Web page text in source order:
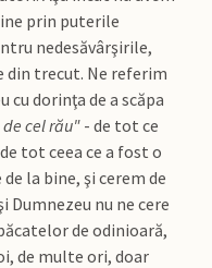
prin puterile
nedesăvârşirile,
trecut. Ne referim
cu dorinţa de a scăpa
de cel rău" - de tot ce
tot ceea ce a fost o
la bine, şi cerem de
Dumnezeu nu ne cere
de odinioară,
de multe ori, doar